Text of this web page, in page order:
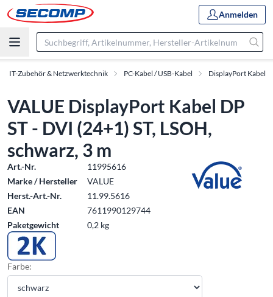
Anmelden
IT-Zubehör & Netzwerktechnik PC-Kabel / USB-Kabel DisplayPort Kabel
VALUE DisplayPort Kabel DP
ST - DVI (24+1) ST, LSOH,
schwarz, 3 m
Art.-Nr.
11995616
Marke / Hersteller
VALUE
Herst.-Art.-Nr.
11.99.5616
EAN
7611990129744
Paketgewicht
0,2 kg
Farbe: